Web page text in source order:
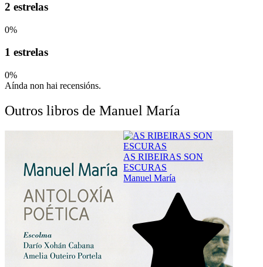
2 estrelas
0%
1 estrelas
0%
Aínda non hai recensións.
Outros libros de Manuel María
AS RIBEIRAS SON
ESCURAS
Manuel María